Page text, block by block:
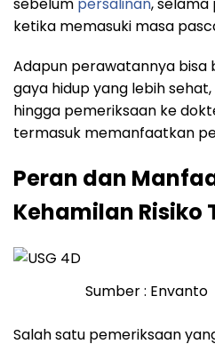
ketika memasuki masa
Adapun perawatannya bisa
gaya hidup yang lebih
hingga pemeriksaan ke
termasuk memanfaatkan
Peran dan
Kehamilan Risiko
Sumber : Envanto
Salah satu pemeriksaan